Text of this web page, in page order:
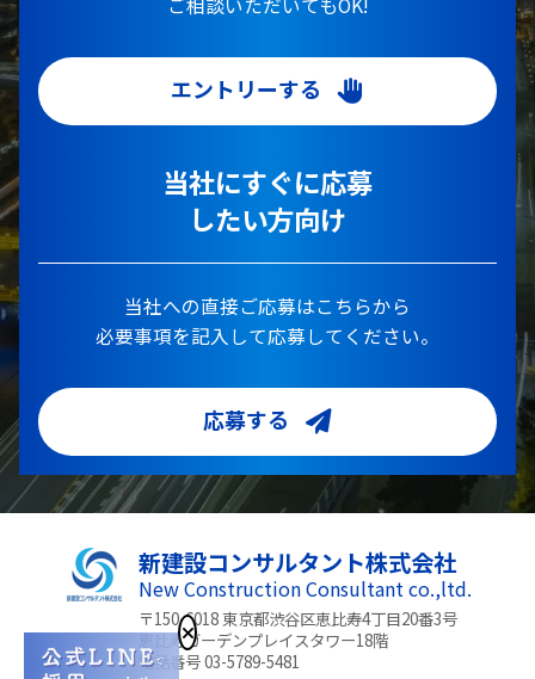
エントリーする
当社にすぐに応募
したい方向け
当社への直接ご応募はこちらから
必要事項を記入して応募してください。
応募する
新建設コンサルタント株式会社
New Construction Consultant co.,ltd.
〒150-6018 東京都渋谷区恵比寿4丁目20番3号
恵比寿ガーデンプレイスタワー18階
電話番号 03-5789-5481